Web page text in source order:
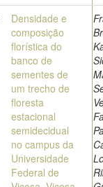
Densidade e
composição
florística do
banco de
sementes de
um trecho de
floresta
estacional
semidecidual
no campus da
Universidade
Federal de